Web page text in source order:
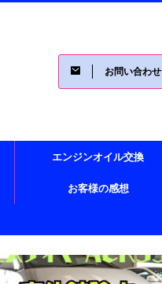
お問い合わせ
エンジンオイル交換
お客様の感想